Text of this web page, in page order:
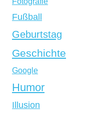
Fußball
Geburtstag
Geschichte
Google
Humor
Illusion